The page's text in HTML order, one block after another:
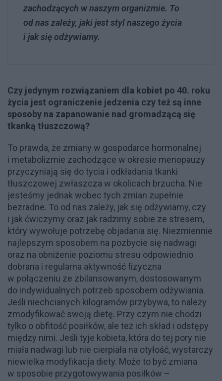
zachodzących w naszym organizmie. To
od nas zależy, jaki jest styl naszego życia
i jak się odżywiamy.
Czy jedynym rozwiązaniem dla kobiet po 40. roku
życia jest ograniczenie jedzenia czy też są inne
sposoby na zapanowanie nad gromadzącą się
tkanką tłuszczową?
To prawda, że zmiany w gospodarce hormonalnej
i metabolizmie zachodzące w okresie menopauzy
przyczyniają się do tycia i odkładania tkanki
tłuszczowej zwłaszcza w okolicach brzucha. Nie
jesteśmy jednak wobec tych zmian zupełnie
bezradne. To od nas zależy, jak się odżywiamy, czy
i jak ćwiczymy oraz jak radzimy sobie ze stresem,
który wywołuje potrzebę objadania się. Niezmiennie
najlepszym sposobem na pozbycie się nadwagi
oraz na obniżenie poziomu stresu odpowiednio
dobrana i regularna aktywność fizyczna
w połączeniu ze zbilansowanym, dostosowanym
do indywidualnych potrzeb sposobem odżywiania.
Jeśli niechcianych kilogramów przybywa, to należy
zmodyfikować swoją dietę. Przy czym nie chodzi
tylko o obfitość posiłków, ale też ich skład i odstępy
między nimi. Jeśli tyje kobieta, która do tej pory nie
miała nadwagi lub nie cierpiała na otyłość, wystarczy
niewielka modyfikacja diety. Może to być zmiana
w sposobie przygotowywania posiłków –